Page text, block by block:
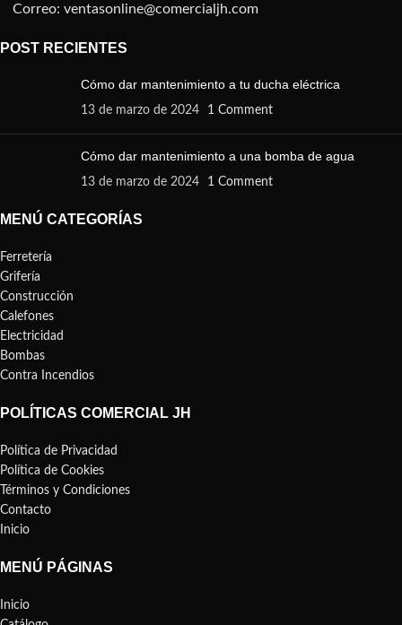
Correo: ventasonline@comercialjh.com
POST RECIENTES
Cómo dar mantenimiento a tu ducha eléctrica
13 de marzo de 2024 1 Comment
Cómo dar mantenimiento a una bomba de agua
13 de marzo de 2024 1 Comment
MENÚ CATEGORÍAS
Ferretería
Grifería
Construcción
Calefones
Electricidad
Bombas
Contra Incendios
POLÍTICAS COMERCIAL JH
Política de Privacidad
Política de Cookies
Términos y Condiciones
Contacto
Inicio
MENÚ PÁGINAS
Inicio